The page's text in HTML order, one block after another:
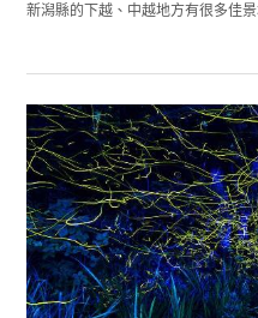
新潟縣的下越、中越地方有很多佳